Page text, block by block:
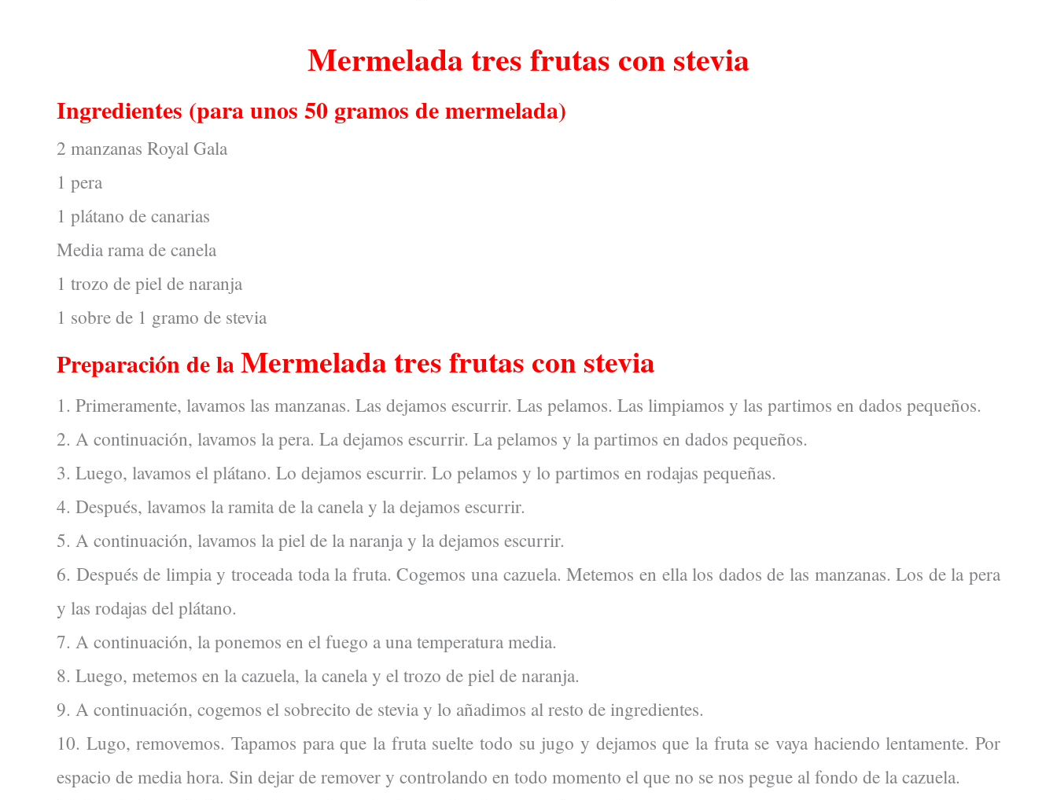
Mermelada tres frutas con stevia
Ingredientes (para unos 50 gramos de mermelada)
2 manzanas Royal Gala
1 pera
1 plátano de canarias
Media rama de canela
1 trozo de piel de naranja
1 sobre de 1 gramo de stevia
Preparación de laMermelada tres frutas con stevia
1. Primeramente, lavamos las manzanas. Las dejamos escurrir. Las pelamos. Las limpiamos y las partimos en dados pequeños.
2. A continuación, lavamos la pera. La dejamos escurrir. La pelamos y la partimos en dados pequeños.
3. Luego, lavamos el plátano. Lo dejamos escurrir. Lo pelamos y lo partimos en rodajas pequeñas.
4. Después, lavamos la ramita de la canela y la dejamos escurrir.
5. A continuación, lavamos la piel de la naranja y la dejamos escurrir.
6. Después de limpia y troceada toda la fruta. Cogemos una cazuela. Metemos en ella los dados de las manzanas. Los de la pera
y las rodajas del plátano.
7. A continuación, la ponemos en el fuego a una temperatura media.
8. Luego, metemos en la cazuela, la canela y el trozo de piel de naranja.
9. A continuación, cogemos el sobrecito de stevia y lo añadimos al resto de ingredientes.
10. Lugo, removemos. Tapamos para que la fruta suelte todo su jugo y dejamos que la fruta se vaya haciendo lentamente. Por
espacio de media hora. Sin dejar de remover y controlando en todo momento el que no se nos pegue al fondo de la cazuela.